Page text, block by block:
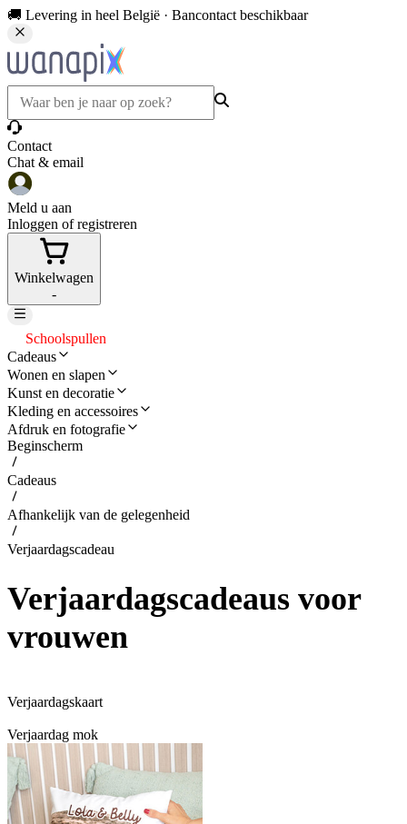
🚚 Levering in heel België · Bancontact beschikbaar
Contact
Chat & email
Meld u aan
Inloggen of registreren
Winkelwagen
-
Schoolspullen
Cadeaus
Wonen en slapen
Kunst en decoratie
Kleding en accessoires
Afdruk en fotografie
Beginscherm
Cadeaus
Afhankelijk van de gelegenheid
Verjaardagscadeau
Verjaardagscadeaus voor
vrouwen
Verjaardagskaart
Verjaardag mok